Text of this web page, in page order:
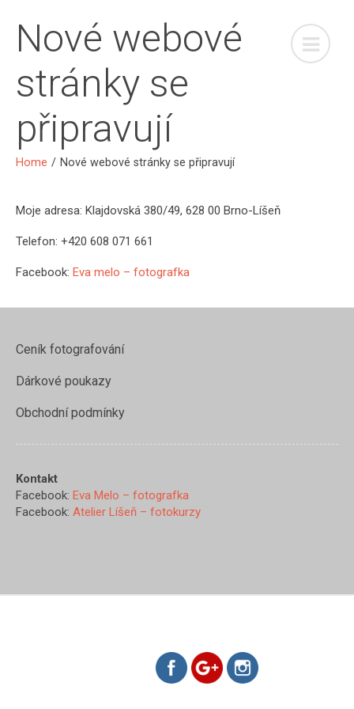
Nové webové
stránky se
připravují
Home / Nové webové stránky se připravují
Moje adresa: Klajdovská 380/49, 628 00 Brno-Líšeň
Telefon: +420 608 071 661
Facebook: Eva melo – fotografka
Ceník fotografování
Dárkové poukazy
Obchodní podmínky
Kontakt
Facebook: Eva Melo – fotografka
Facebook: Atelier Líšeň – fotokurzy